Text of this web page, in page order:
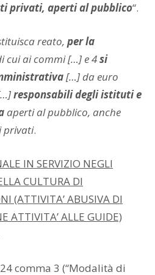
privati, aperti al pubblico“.
reato, per la
cui ai commi […] e 4si
[…] da euro
responsabili degli istituti e
aperti al pubblico, anche
privati.
IN SERVIZIO NEGLI
CULTURA DI
(ATTIVITA’ ABUSIVA DI
ATTIVITA’ ALLE GUIDE)
comma 3 (“Modalità di